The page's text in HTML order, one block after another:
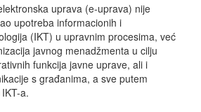
uprava (e-uprava) nije
upotreba informacionih i
(IKT) u upravnim procesima, već
javnog menadžmenta u cilju
funkcija javne uprave, ali i
s građanima, a sve putem
a.